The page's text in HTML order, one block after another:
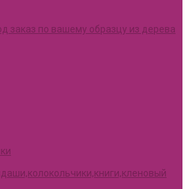
заказ по вашему образцу из дерева